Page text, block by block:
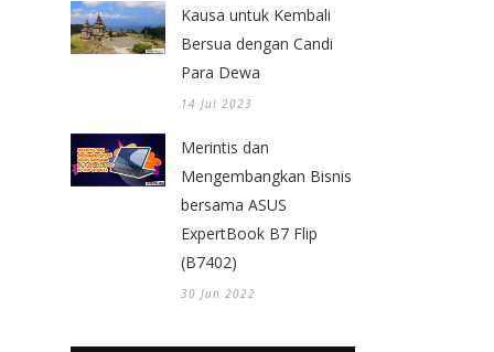
Kausa untuk Kembali
Bersua dengan Candi
Para Dewa
14 Jul 2023
Merintis dan
Mengembangkan Bisnis
bersama ASUS
ExpertBook B7 Flip
(B7402)
30 Jun 2022